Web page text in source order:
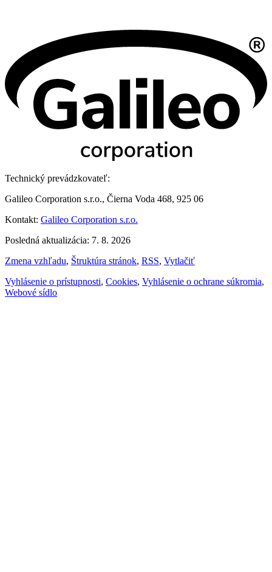
Technický prevádzkovateľ:
Galileo Corporation s.r.o., Čierna Voda 468, 925 06
Kontakt: Galileo Corporation s.r.o.
Posledná aktualizácia: 7. 8. 2026
Zmena vzhľadu, Štruktúra stránok, RSS, Vytlačiť
Vyhlásenie o prístupnosti, Cookies, Vyhlásenie o ochrane súkromia,
Webové sídlo